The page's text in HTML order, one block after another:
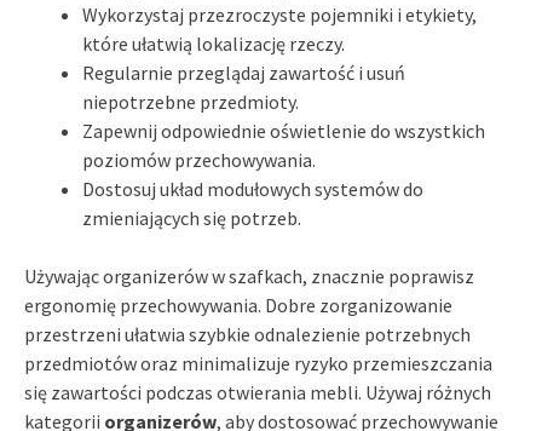
Wykorzystaj przezroczyste pojemniki i etykiety,
które ułatwią lokalizację rzeczy.
Regularnie przeglądaj zawartość i usuń
niepotrzebne przedmioty.
Zapewnij odpowiednie oświetlenie do wszystkich
poziomów przechowywania.
Dostosuj układ modułowych systemów do
zmieniających się potrzeb.
Używając organizerów w szafkach, znacznie poprawisz
ergonomię przechowywania. Dobre zorganizowanie
przestrzeni ułatwia szybkie odnalezienie potrzebnych
przedmiotów oraz minimalizuje ryzyko przemieszczania
się zawartości podczas otwierania mebli. Używaj różnych
kategorii organizerów, aby dostosować przechowywanie